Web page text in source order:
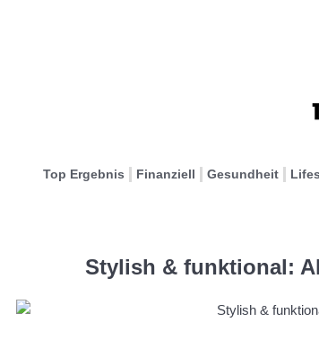
Top Ergebnis Finanziell Gesundheit
Stylish & funktional: